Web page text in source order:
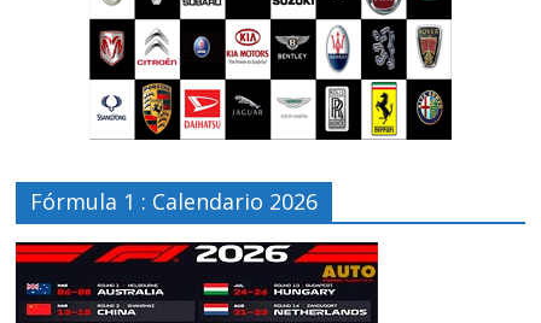
Fórmula 1 : Calendario 2026